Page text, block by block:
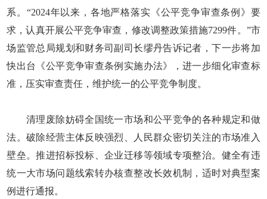
系。“2024年以来，各地严格落实《公平竞争审查条例》要
求，认真开展公平竞争审查，修改调整政策措施7299件。”市
场监管总局规划和财务司副司长缪丹告诉记者，下一步将加
快出台《公平竞争审查条例实施办法》，进一步细化审查标
准，压实审查责任，维护统一的公平竞争制度。
清理废除妨碍全国统一市场和公平竞争的各种规定和做
法。破除经营主体反映强烈、人民群众密切关注的市场准入
壁垒。推进招标投标、企业迁移等领域专项整治。健全有违
统一大市场问题线索转办核查整改长效机制，适时对典型案
例进行通报。